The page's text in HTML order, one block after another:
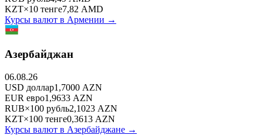
KZT×10 тенге7,82 AMD
Курсы валют в Армении →
Азербайджан
06.08.26
USD доллар1,7000 AZN
EUR евро1,9633 AZN
RUB×100 рубль2,1023 AZN
KZT×100 тенге0,3613 AZN
Курсы валют в Азербайджане →